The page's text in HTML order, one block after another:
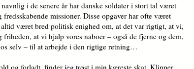
i de senere år har danske soldater i stort tal været
fredsskabende missioner. Disse opgaver har ofte været
været bred politisk enighed om, at det var rigtigt, at vi,
at vi hjalp vores naboer – også de fjerne og dem,
selv – til at arbejde i den rigtige retning…